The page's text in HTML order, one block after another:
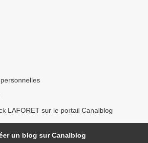
LAFORET sur le portail Canalblog
un blog sur Canalblog